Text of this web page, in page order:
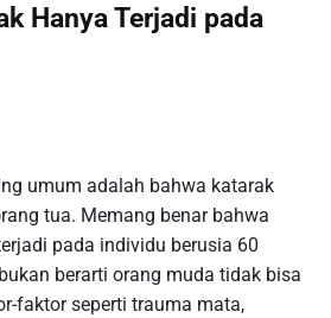
Hanya Terjadi pada
umum adalah bahwa katarak
tua. Memang benar bahwa
pada individu berusia 60
berarti orang muda tidak bisa
faktor seperti trauma mata,